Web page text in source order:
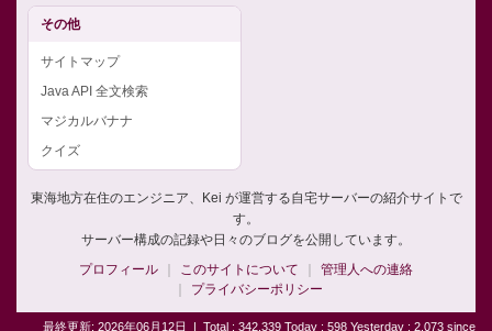
その他
サイトマップ
Java API 全文検索
マジカルバナナ
クイズ
東海地方在住のエンジニア、Kei が運営する自宅サーバーの紹介サイトで
す。
サーバー構成の記録や日々のブログを公開しています。
プロフィール
このサイトについて
管理人への連絡
プライバシーポリシー
最終更新: 2026年06月12日 | Total : 342,339 Today : 598 Yesterday : 2,073 since